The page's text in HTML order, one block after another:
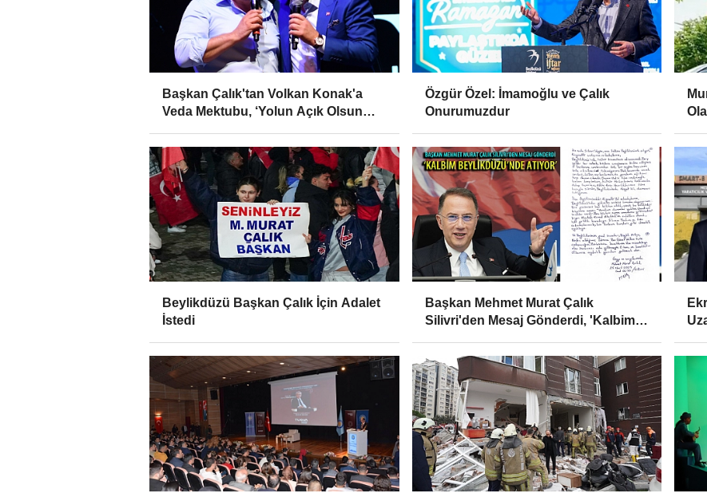
Başkan Çalık'tan Volkan Konak'a
Veda Mektubu, ‘Yolun Açık Olsun
Özgür Özel: İmamoğlu ve Çalık
Onurumuzdur
Beylikdüzü Başkan Çalık İçin Adalet
İstedi
Başkan Mehmet Murat Çalık
Silivri'den Mesaj Gönderdi, 'Kalbim